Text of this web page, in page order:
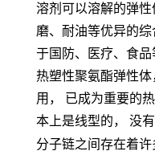
溶剂可以溶解的弹
磨、耐油等优异的
于国防、医疗、食品
热塑性聚氨酯弹性体
用，
已成为重要的
本上是线型的，
没
分子链之间存在着许